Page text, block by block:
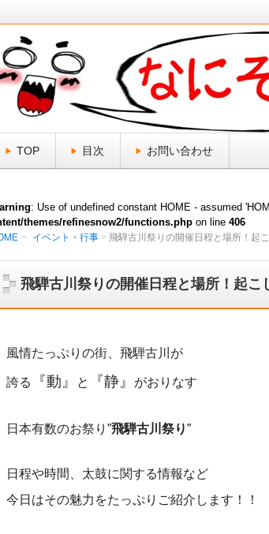
なにそれ倶楽部
日頃、気になる「なにそれ？」をスッキリ解決！
TOP 目次 お問い合わせ
: Use of undefined constant HOME - assumed
themes/refinesnow2/functions.php on line 406
イベント・行事 飛騨古川祭りの開催日程と場所！起
飛騨古川祭りの開催日程と場所！起こ
風情たっぷりの街、飛騨古川が
誇る 『動』 と 『静』 がおりなす
日本有数のお祭り”飛騨古川祭り”
日程や時間、太鼓に関する情報など
今日はその魅力をたっぷりご紹介します！！